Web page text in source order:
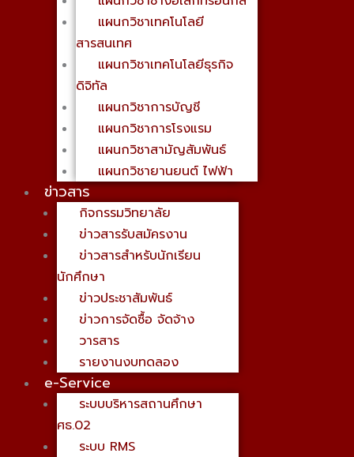
แผนกวิชาเทคโนโลยี
สารสนเทศ
แผนกวิชาเทคโนโลยีธุรกิจ
ดิจิทัล
แผนกวิชาการบัญชี
แผนกวิชาการโรงแรม
แผนกวิชาสามัญสัมพันธ์
แผนกวิชายานยนต์ ไฟฟ้า
ข่าวสาร
กิจกรรมวิทยาลัย
ข่าวสารรับสมัครงาน
ข่าวสารสำหรับนักเรียน
นักศึกษา
ข่าวประชาสัมพันธ์
ข่าวการจัดซื้อ จัดจ้าง
วารสาร
รายงานงบทดลอง
e-Service
ระบบบริหารสถานศึกษา
ศธ.02
ระบบ RMS